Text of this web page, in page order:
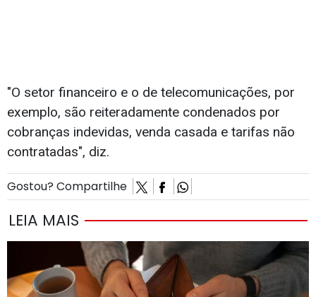
"O setor financeiro e o de telecomunicações, por
exemplo, são reiteradamente condenados por
cobranças indevidas, venda casada e tarifas não
contratadas", diz.
Gostou? Compartilhe
LEIA MAIS